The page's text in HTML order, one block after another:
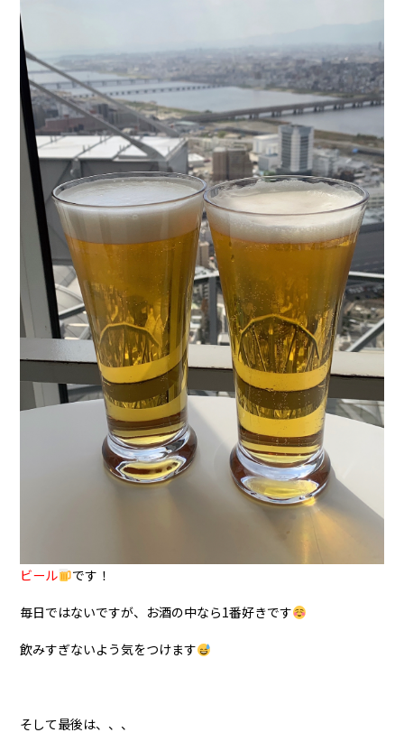
ビール です！
毎日ではないですが、お酒の中なら1番好きです
飲みすぎないよう気をつけます
そして最後は、、、